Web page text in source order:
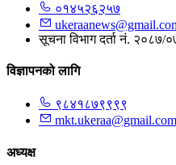
०१४५२६२५७
सूचना विभाग दर्ता नं. २०८७/
विज्ञापनको लागि
९८४१८७९९९९
mkt.ukeraa@gmail.com
अध्यक्ष